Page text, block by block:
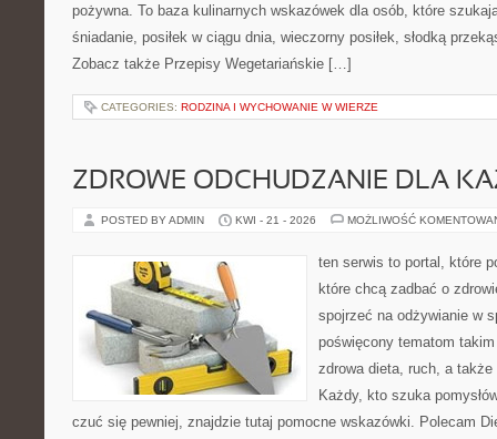
pożywna. To baza kulinarnych wskazówek dla osób, które
śniadanie, posiłek w ciągu dnia, wieczorny posiłek, słodką
Zobacz także Przepisy Wegetariańskie […]
CATEGORIES: RODZINA I WYCHOWANIE W WIERZE
ZDROWE ODCHUDZANIE DLA
POSTED BY ADMIN KWI - 21 - 2026 MOŻLIWOŚĆ
ten serwis to portal, które
które chcą zadbać o
spojrzeć na odżywianie w
poświęcony tematom
zdrowa dieta, ruch, a
Każdy, kto szuka
czuć się pewniej, znajdzie tutaj pomocne wskazówki. Polecam